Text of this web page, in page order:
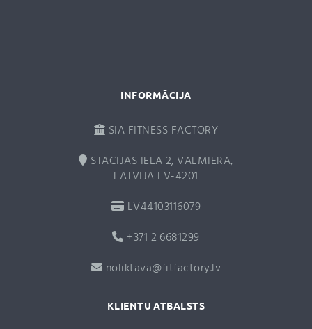
INFORMĀCIJA
SIA FITNESS FACTORY
STACIJAS IELA 2, VALMIERA,
LATVIJA LV-4201
LV44103116079
+371 2 6681299
noliktava@fitfactory.lv
KLIENTU ATBALSTS